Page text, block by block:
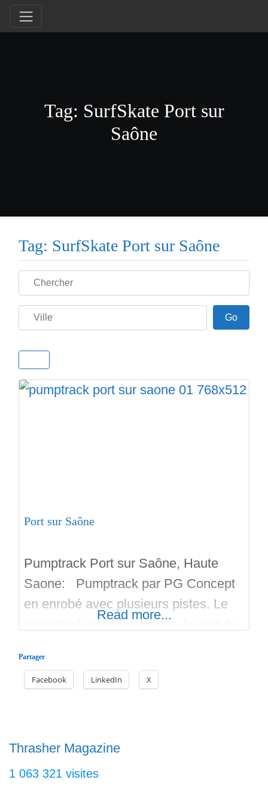
Tag: SurfSkate Port sur
Saône
Tag: SurfSkate Port sur Saône
Chercher
Ville GoGo
Port sur Saône
Pumptrack Port sur Saône, Haute
Saone: Pumptrack par PG Concept
en enrobé avec plusieurs pistes. Le
pumptrack est en extérieur, le port du
en 2019. Il convient aux BMX, VTT,
Rollers, Skate, Surf Skate, Carver,
bleu et rouge peuvent
Read more...
Partager
Facebook LinkedIn X
Thrasher Magazine
1 063 321 visites